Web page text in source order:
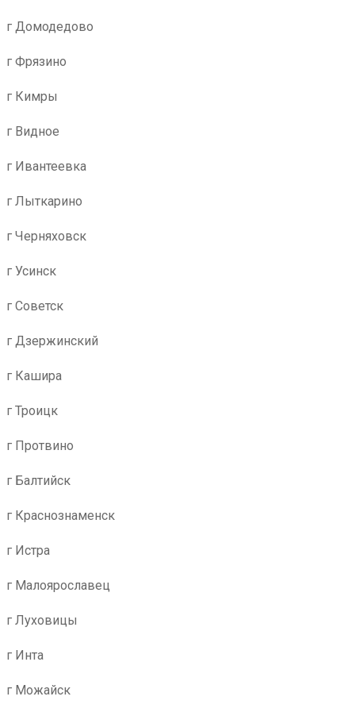
г Домодедово
г Фрязино
г Кимры
г Видное
г Ивантеевка
г Лыткарино
г Черняховск
г Усинск
г Советск
г Дзержинский
г Кашира
г Троицк
г Протвино
г Балтийск
г Краснознаменск
г Истра
г Малоярославец
г Луховицы
г Инта
г Можайск